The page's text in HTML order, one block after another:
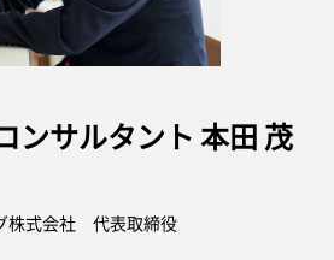
ンサルタント 本田 茂
株式会社 代表取締役